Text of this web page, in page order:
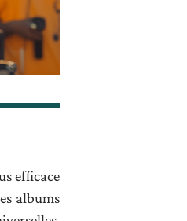
efficace
albums